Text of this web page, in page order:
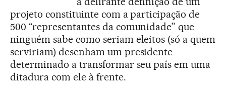
projeto constituinte com a participação de
500 “representantes da comunidade” que
ninguém sabe como seriam eleitos (só a quem
serviriam) desenham um presidente
determinado a transformar seu país em uma
ditadura com ele à frente.